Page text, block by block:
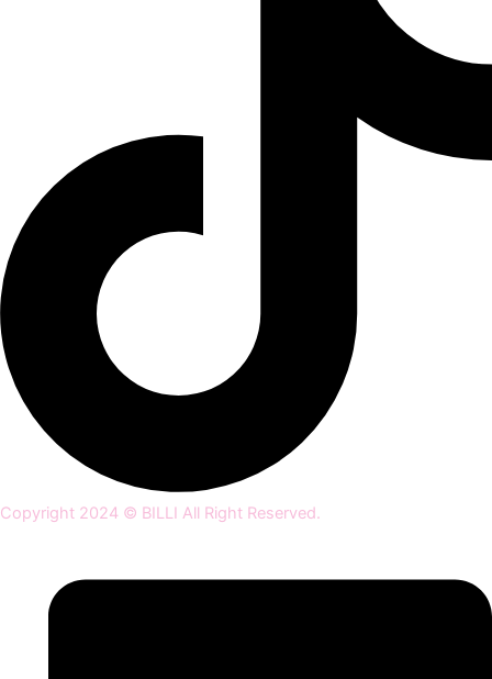
Copyright 2024 © BILLI All Right Reserved.